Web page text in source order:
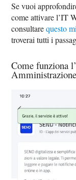
Se vuoi
come attivare l’IT
consultarequesto
troverai tutti i
Come funziona
Amministrazione